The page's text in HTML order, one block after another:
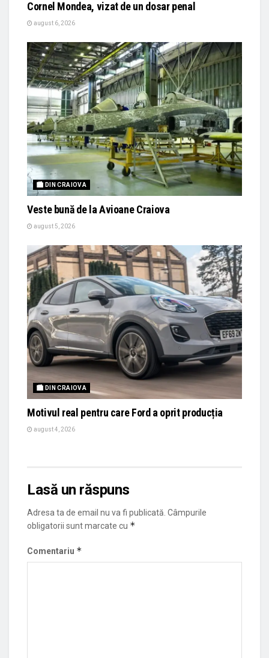
Cornel Mondea, vizat de un dosar penal
august 6, 2026
🏙 DIN CRAIOVA
Veste bună de la Avioane Craiova
august 5, 2026
🏙 DIN CRAIOVA
Motivul real pentru care Ford a oprit producția
august 4, 2026
Lasă un răspuns
Adresa ta de email nu va fi publicată. Câmpurile
obligatorii sunt marcate cu *
Comentariu *